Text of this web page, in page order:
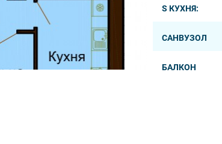
S КУХНЯ:
САНВУЗОЛ
БАЛКОН